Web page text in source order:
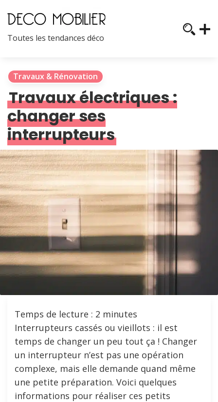
Toutes les tendances déco
Travaux & Rénovation
Travaux électriques :
changer ses
interrupteurs
Temps de lecture : 2 minutes
Interrupteurs cassés ou vieillots : il est
temps de changer un peu tout ça ! Changer
un interrupteur n’est pas une opération
complexe, mais elle demande quand même
une petite préparation. Voici quelques
informations pour réaliser ces petits